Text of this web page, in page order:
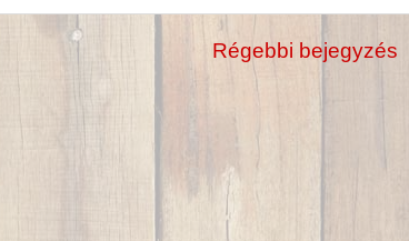
Régebbi bejegyzés